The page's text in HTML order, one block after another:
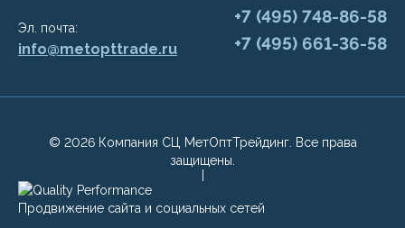
Эл. почта:
info@metopttrade.ru
+7 (495) 748-86-58
+7 (495) 661-36-58
© 2026 Компания СЦ МетОптТрейдинг. Все права
защищены.
Продвижение сайта и социальных сетей